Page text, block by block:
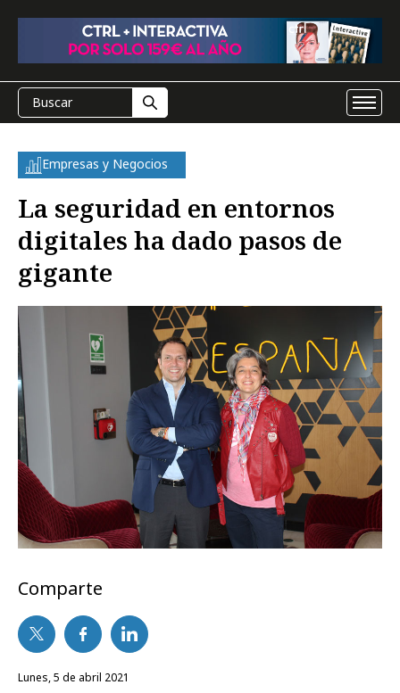
Empresas y Negocios
La seguridad en entornos
digitales ha dado pasos de
gigante
Comparte
lunes, 5 de abril 2021